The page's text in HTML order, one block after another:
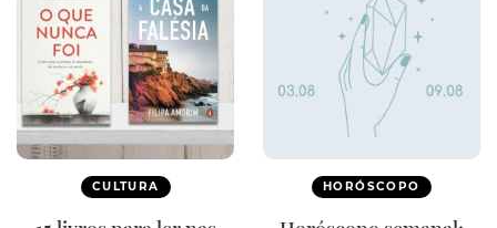
CULTURA HORÓSCOPO